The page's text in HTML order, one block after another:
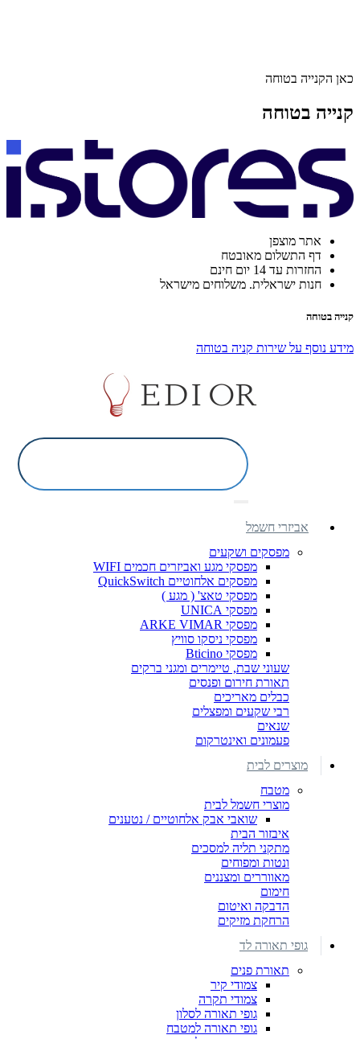
כאן הקנייה בטוחה
קנייה בטוחה
אתר מוצפן
דף התשלום מאובטח
החזרות עד 14 יום חינם
חנות ישראלית. משלוחים מישראל
קנייה בטוחה
מידע נוסף על שירות קניה בטוחה
אביזרי חשמל
מפסקים ושקעים
מפסקי מגע ואביזרים חכמים WIFI
מפסקים אלחוטיים QuickSwitch
מפסקי טאצ' ( מגע )
מפסקי UNICA
מפסקי ARKE VIMAR
מפסקי ניסקו סוויץ
מפסקי Bticino
שעוני שבת, טיימרים ומגני ברקים
תאורת חירום ופנסים
כבלים מאריכים
רבי שקעים ומפצלים
שנאים
פעמונים ואינטרקום
מוצרים לבית
מטבח
מוצרי חשמל לבית
שואבי אבק אלחוטיים / נטענים
איבזור הבית
מתקני תליה למסכים
ונטות ומפוחים
מאווררים ומצננים
חימום
הדבקה ואיטום
הרחקת מזיקים
גופי תאורה לד
תאורת פנים
צמודי קיר
צמודי תקרה
גופי תאורה לסלון
גופי תאורה למטבח